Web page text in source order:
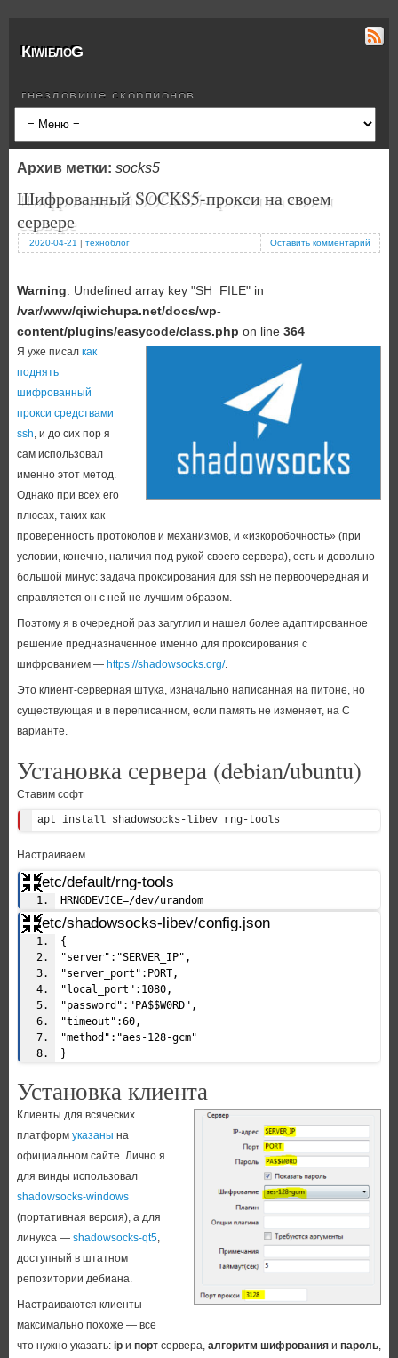
КiwiблоG
гнездовище скорпионов
Архив метки: socks5
Шифрованный SOCKS5-прокси на своем
сервере
2020-04-21 | техноблог Оставить комментарий
Warning: Undefined array key "SH_FILE" in
/var/www/qiwichupa.net/docs/wp-
content/plugins/easycode/class.php on line 364
Я уже писал как
поднять
шифрованный
прокси средствами
ssh, и до сих пор я
сам использовал
именно этот метод.
Однако при всех его
плюсах, таких как
проверенность протоколов и механизмов, и «изкоробочность» (при
условии, конечно, наличия под рукой своего сервера), есть и довольно
большой минус: задача проксирования для ssh не первоочередная и
справляется он с ней не лучшим образом.
Поэтому я в очередной раз загуглил и нашел более адаптированное
решение предназначенное именно для проксирования с
шифрованием — https://shadowsocks.org/.
Это клиент-серверная штука, изначально написанная на питоне, но
существующая и в переписанном, если память не изменяет, на C
варианте.
Установка сервера (debian/ubuntu)
Ставим софт
apt install shadowsocks-libev rng-tools
Настраиваем
/etc/default/rng-tools
HRNGDEVICE=/dev/urandom
/etc/shadowsocks-libev/config.json
{
"server":"SERVER_IP",
"server_port":PORT,
"local_port":1080,
"password":"PA$$W0RD",
"timeout":60,
"method":"aes-128-gcm"
}
Установка клиента
Клиенты для всяческих
платформ указаны на
официальном сайте. Лично я
для винды использовал
shadowsocks-windows
(портативная версия), а для
линукса — shadowsocks-qt5,
доступный в штатном
репозитории дебиана.
Настраиваются клиенты
максимально похоже — все
что нужно указать: ipи портсервера, алгоритм шифрованияи пароль,